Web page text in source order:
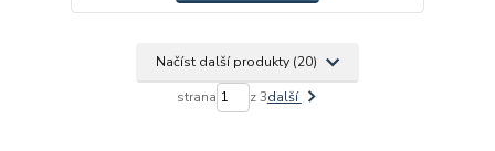
Načíst další produkty (20)
strana z 3další